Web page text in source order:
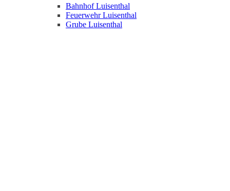
Bahnhof Luisenthal
Feuerwehr Luisenthal
Grube Luisenthal